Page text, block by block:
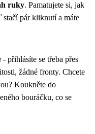
ruky. Pamatujete si, jak
stačí pár kliknutí a máte
- přihlásíte se třeba přes
žádné fronty. Chcete
Koukněte do
bouráčku, co se